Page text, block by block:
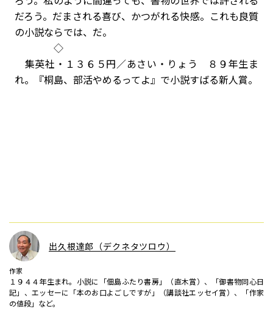
だろう。だまされる喜び、かつがれる快感。これも良質
の小説ならでは、だ。
◇
集英社・１３６５円／あさい・りょう ８９年生ま
れ。『桐島、部活やめるってよ』で小説すばる新人賞。
出久根達郎（デクネタツロウ）
作家
１９４４年生まれ。小説に「佃島ふたり書房」（直木賞）、「御書物同心日
記」、エッセーに「本のお口よごしですが」（講談社エッセイ賞）、「作家
の値段」など。